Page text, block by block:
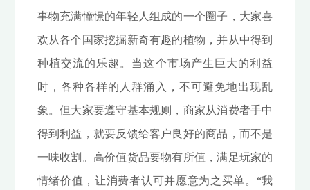
事物充满憧憬的年轻人组成的一个圈子，大家喜
欢从各个国家挖掘新奇有趣的植物，并从中得到
种植交流的乐趣。当这个市场产生巨大的利益
时，各种各样的人群涌入，不可避免地出现乱
象。但大家要遵守基本规则，商家从消费者手中
得到利益，就要反馈给客户良好的商品，而不是
一味收割。高价值货品要物有所值，满足玩家的
情绪价值，让消费者认可并愿意为之买单。“我